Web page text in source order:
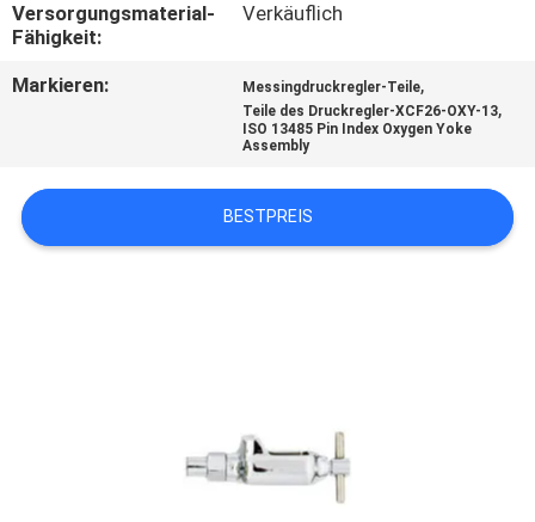
IN
VERBINDUNG
SIE
EIN
Versorgungsmaterial-
Fähigkeit:
Verkäuflich
Markieren: Messingdruckregler-Teile,
Teile des Druckregler-XCF26-OXY-13,
ISO 13485 Pin Index Oxygen Yoke
Assembly
BESTPREIS